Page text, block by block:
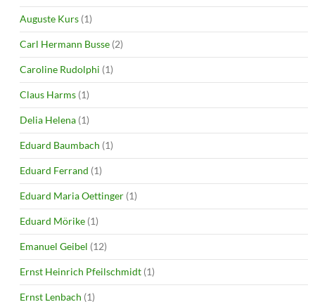
Auguste Kurs (1)
Carl Hermann Busse (2)
Caroline Rudolphi (1)
Claus Harms (1)
Delia Helena (1)
Eduard Baumbach (1)
Eduard Ferrand (1)
Eduard Maria Oettinger (1)
Eduard Mörike (1)
Emanuel Geibel (12)
Ernst Heinrich Pfeilschmidt (1)
Ernst Lenbach (1)